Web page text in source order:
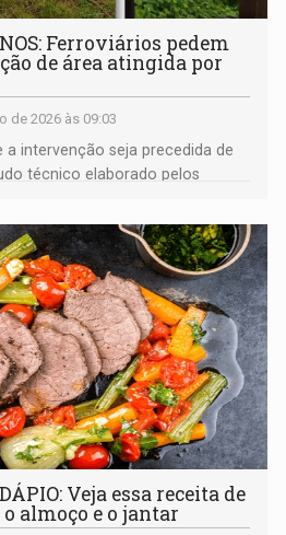
Ferroviários pedem
de área atingida por
de 2026 às 09:03
intervenção seja precedida de
técnico elaborado pelos
Veja essa receita de
almoço e o jantar